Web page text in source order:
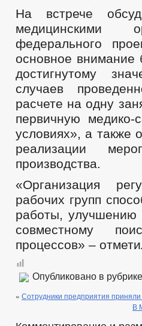
На встрече
медицинскими
федерального
основное внимание
достигнутому
случаев
расчете на одну
первичную
условиях», а также
реализации
производства.
«Организация
рабочих групп
работы, улучшению
совместному
процессов» –
Опубликовано в рубрике
« Сотрудники предприятия приняли
В